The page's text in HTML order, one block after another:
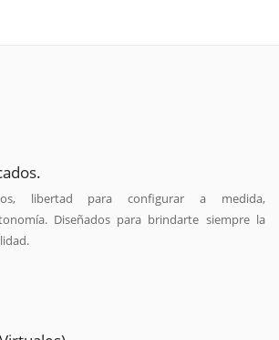
libertad para configurar a medida,
Diseñados para brindarte siempre la